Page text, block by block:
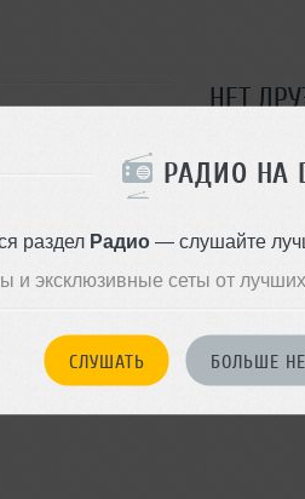
РАДИО НА
раздел Радио— слушайте
и эксклюзивные сеты от
СЛУШАТЬ БОЛЬШЕ
НЕТ